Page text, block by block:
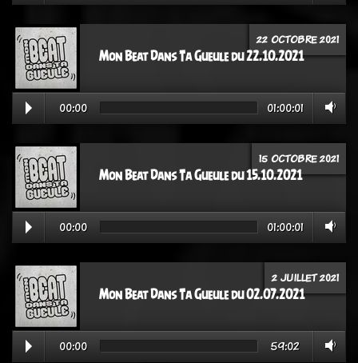
22 OCTOBRE 2021
Mon Beat Dans Ta Gueule du 22.10.2021
00:00 01:00:01
15 OCTOBRE 2021
Mon Beat Dans Ta Gueule du 15.10.2021
00:00 01:00:01
2 JUILLET 2021
Mon Beat Dans Ta Gueule du 02.07.2021
00:00 59:02